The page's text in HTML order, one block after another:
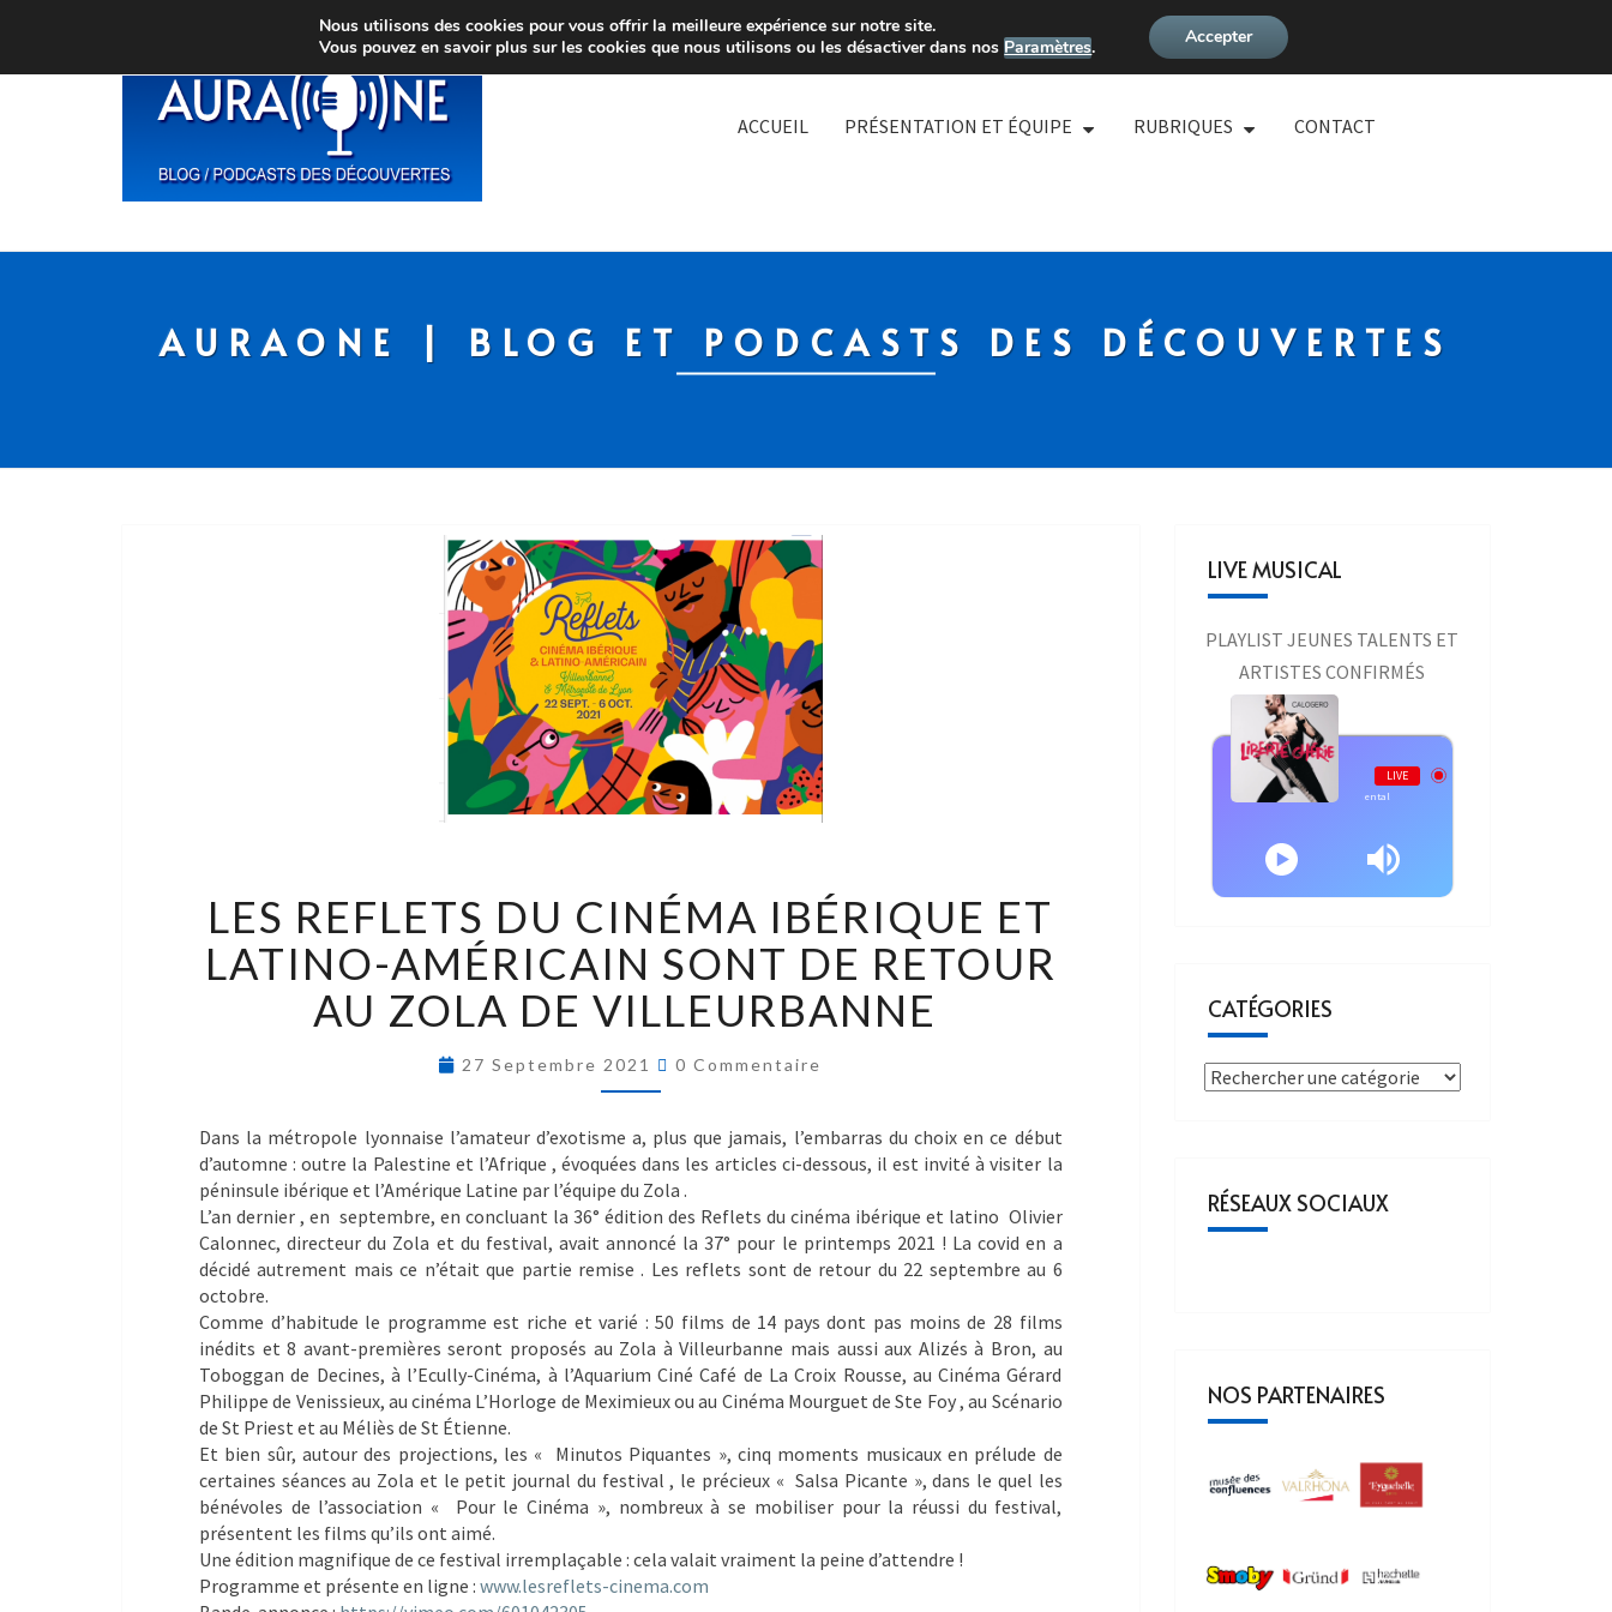
ACCUEIL PRÉSENTATION ET ÉQUIPE RUBRIQUES CONTACT
AURAONE | BLOG ET PODCASTS DES DÉCOUVERTES
LES REFLETS DU CINÉMA IBÉRIQUE ET
LATINO-AMÉRICAIN SONT DE RETOUR
AU ZOLA DE VILLEURBANNE
27 Septembre 2021 0 Commentaire
Dans la métropole lyonnaise l’amateur d’exotisme a, plus que jamais, l’embarras du choix en ce début
d’automne : outre la Palestine et l’Afrique , évoquées dans les articles ci-dessous, il est invité à visiter la
péninsule ibérique et l’Amérique Latine par l’équipe du Zola .
L’an dernier , en septembre, en concluant la 36° édition des Reflets du cinéma ibérique et latino Olivier
Calonnec, directeur du Zola et du festival, avait annoncé la 37° pour le printemps 2021 ! La covid en a
décidé autrement mais ce n’était que partie remise . Les reflets sont de retour du 22 septembre au 6
octobre.
Comme d’habitude le programme est riche et varié : 50 films de 14 pays dont pas moins de 28 films
inédits et 8 avant-premières seront proposés au Zola à Villeurbanne mais aussi aux Alizés à Bron, au
Toboggan de Decines, à l’Ecully-Cinéma, à l’Aquarium Ciné Café de La Croix Rousse, au Cinéma Gérard
Philippe de Venissieux, au cinéma L’Horloge de Meximieux ou au Cinéma Mourguet de Ste Foy , au Scénario
de St Priest et au Méliès de St Étienne.
Et bien sûr, autour des projections, les « Minutos Piquantes », cinq moments musicaux en prélude de
certaines séances au Zola et le petit journal du festival , le précieux « Salsa Picante », dans le quel les
bénévoles de l’association « Pour le Cinéma », nombreux à se mobiliser pour la réussi du festival,
présentent les films qu’ils ont aimé.
Une édition magnifique de ce festival irremplaçable : cela valait vraiment la peine d’attendre !
Programme et présente en ligne : www.lesreflets-cinema.com
LIVE MUSICAL
PLAYLIST JEUNES TALENTS ET
ARTISTES CONFIRMÉS
Live AURAONE
LIVE
Calogero - Calogero - Fondamental
CATÉGORIES
RÉSEAUX SOCIAUX
NOS PARTENAIRES
Nous utilisons des cookies pour vous offrir la meilleure expérience sur notre site.
Vous pouvez en savoir plus sur les cookies que nous utilisons ou les désactiver dans nosParamètres. Accepter